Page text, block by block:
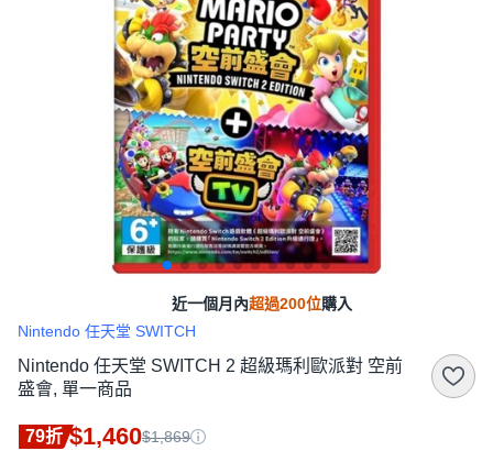
近一個月內超過200位購入
Nintendo 任天堂 SWITCH
Nintendo 任天堂 SWITCH 2 超級瑪利歐派對 空前
盛會, 單一商品
79折 $1,460$1,869